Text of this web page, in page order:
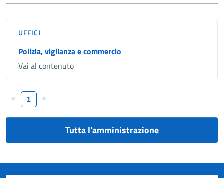
UFFICI
Polizia, vigilanza e commercio
Vai al contenuto
« 1 »
Tutta l'amministrazione